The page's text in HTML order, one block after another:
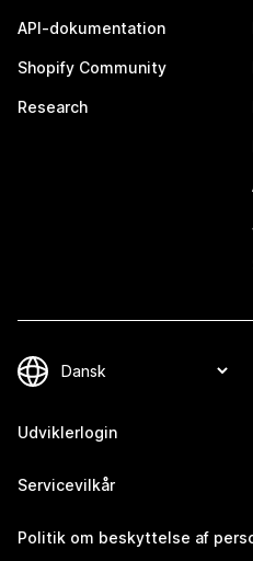
API-dokumentation
Shopify Community
Research
Udviklerlogin
Servicevilkår
Politik om beskyttelse af